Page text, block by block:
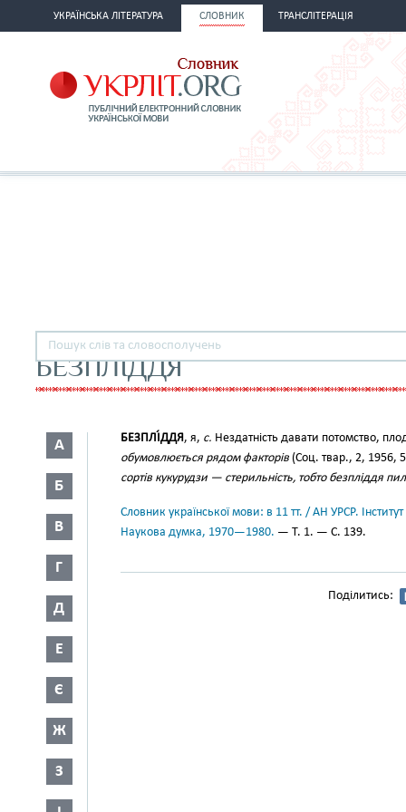
УКРАЇНСЬКА ЛІТЕРАТУРА СЛОВНИК ТРАНСЛІТЕРАЦІЯ
БЕЗПЛІДДЯ
А
Б
В
Г
Д
Е
Є
Ж
З
БЕЗПЛІ́ДДЯ, я, с. Нездатність давати потомство,
обумовлюється рядом факторів (Соц. твар., 2, 1956,
сортів кукурудзи — стерильність, тобто безпліддя
Словник української мови: в 11 тт. / АН УРСР.
Наукова думка, 1970—1980. — Т. 1. — С. 139.
Поділитись: